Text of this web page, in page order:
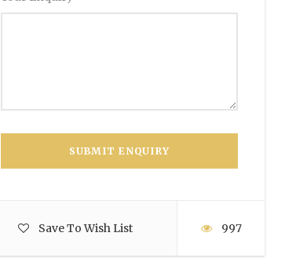
Save To Wish List 997